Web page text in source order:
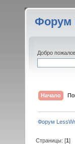
Форум
Добро
Начало
Форум
Страницы: [1]